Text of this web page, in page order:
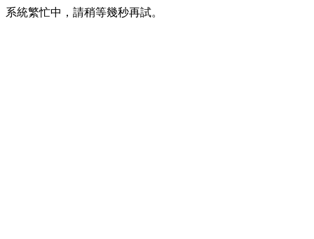
系統繁忙中，請稍等幾秒再試。